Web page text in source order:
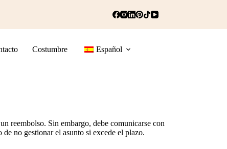
Costumbre Español
reembolso. Sin embargo, debe comunicarse con
no gestionar el asunto si excede el plazo.